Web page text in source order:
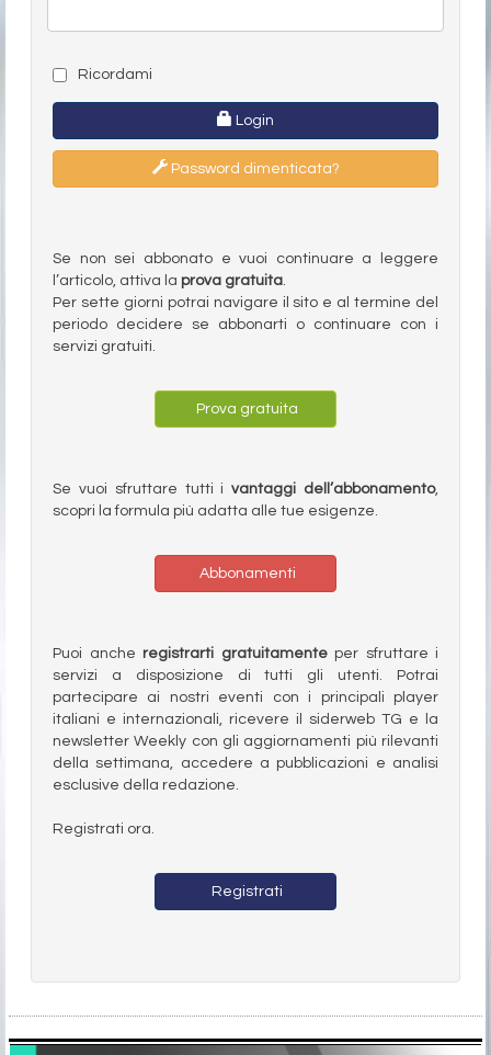
Ricordami
Login
Password dimenticata?
Se non sei abbonato e vuoi continuare a leggere
l’articolo, attiva la prova gratuita.
Per sette giorni potrai navigare il sito e al termine del
periodo decidere se abbonarti o continuare con i
servizi gratuiti.
Prova gratuita
Se vuoi sfruttare tutti ivantaggi dell’abbonamento,
scopri la formula più adatta alle tue esigenze.
Abbonamenti
Puoi anche registrarti gratuitamenteper sfruttare i
servizi a disposizione di tutti gli utenti. Potrai
partecipare ai nostri eventi con i principali player
italiani e internazionali, ricevere il siderweb TG e la
newsletter Weekly con gli aggiornamenti più rilevanti
della settimana, accedere a pubblicazioni e analisi
esclusive della redazione.
Registrati ora.
Registrati